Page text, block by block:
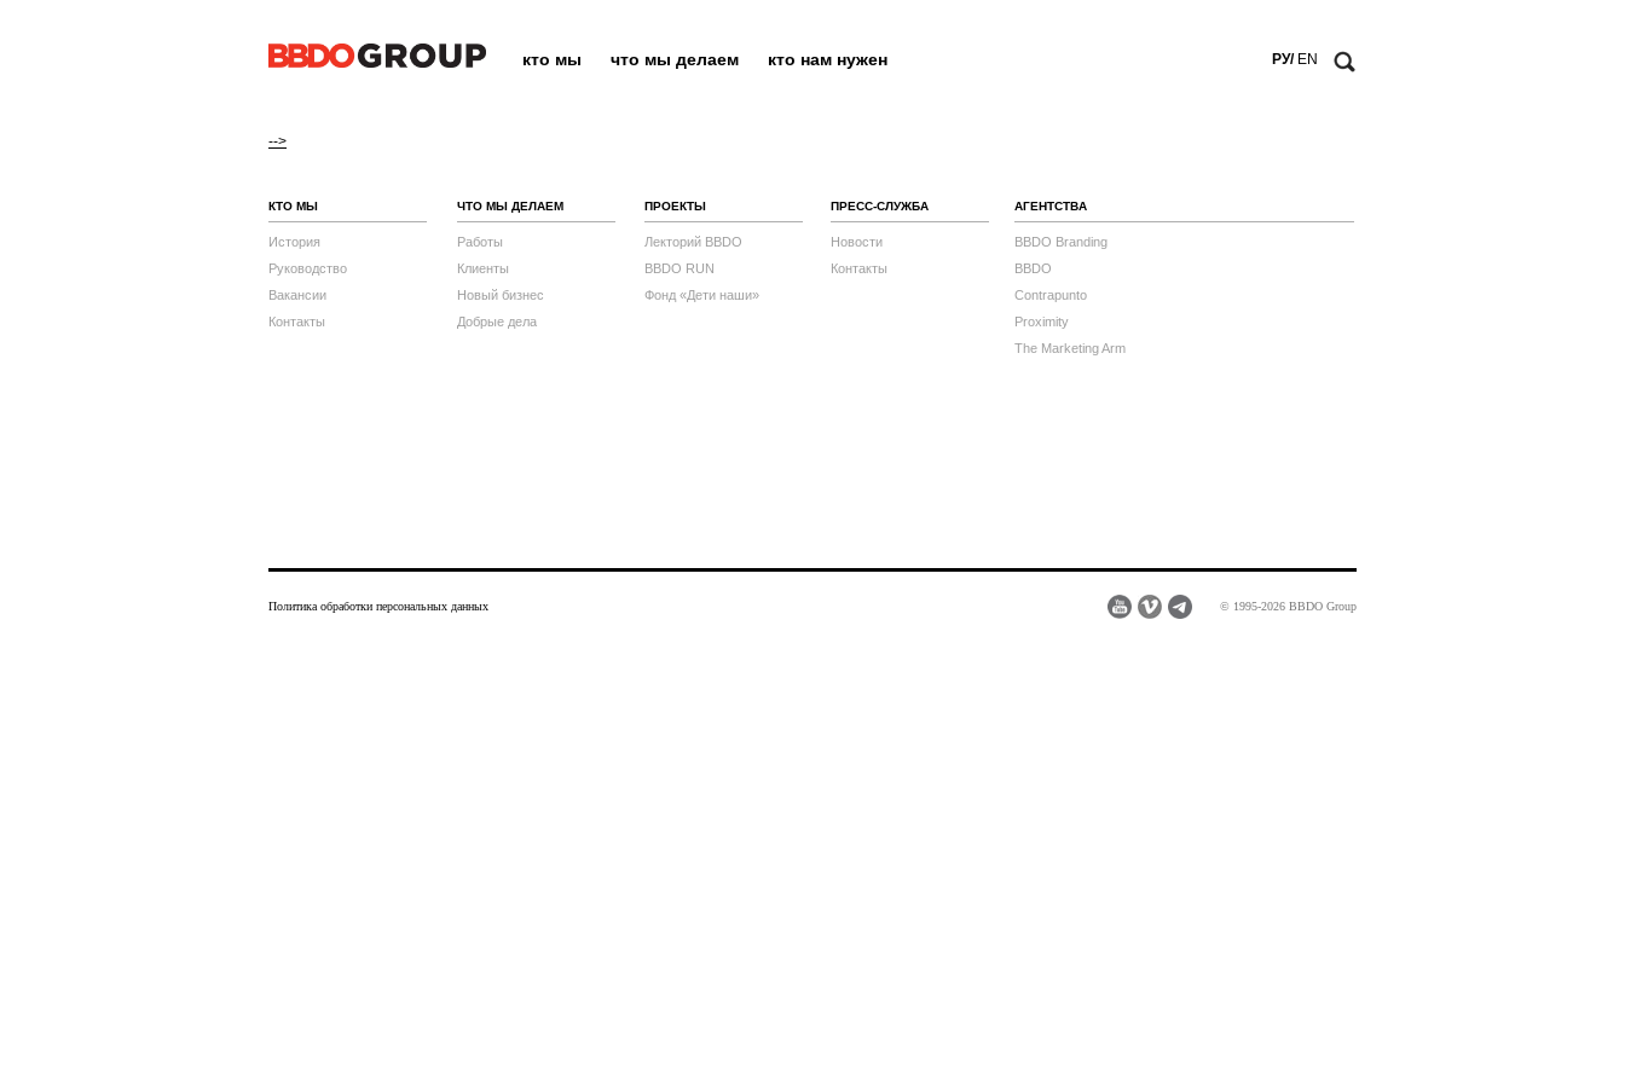
кто мы что мы делаем кто нам нужен РУ/ EN
-->
КТО МЫ
История
Руководство
Вакансии
Контакты
ЧТО МЫ ДЕЛАЕМ
Работы
Клиенты
Новый бизнес
Добрые дела
ПРОЕКТЫ
Лекторий BBDO
BBDO RUN
Фонд «Дети наши»
ПРЕСС-СЛУЖБА
Новости
Контакты
АГЕНТСТВА
BBDO Branding
BBDO
Contrapunto
Proximity
The Marketing Arm
© 1995-2026 BBDO Group
Политика обработки персональных данных